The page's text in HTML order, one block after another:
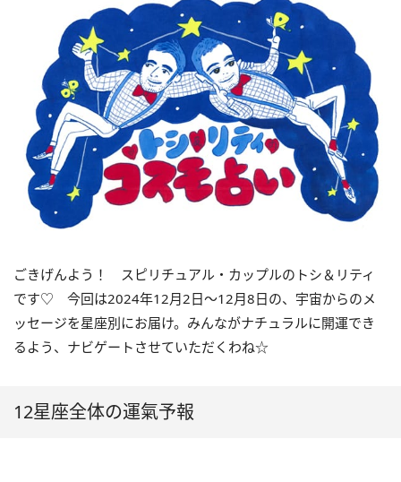
ごきげんよう！ スピリチュアル・カップルのトシ＆リティ
です♡ 今回は2024年12月2日〜12月8日の、宇宙からのメ
ッセージを星座別にお届け。みんながナチュラルに開運でき
るよう、ナビゲートさせていただくわね☆
12星座全体の運氣予報